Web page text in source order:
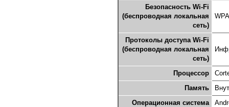
Безопасность Wi-Fi
(беспроводная локальная
сеть)
Протоколы доступа Wi-Fi
(беспроводная локальная
сеть)
Процессор
Память
Операционная система